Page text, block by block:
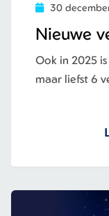
Nieuwe
30
Ook in 2025
maar liefst 6